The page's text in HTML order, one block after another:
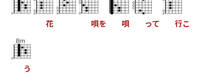
花 唄を 唄 って 行こ
Bm
う